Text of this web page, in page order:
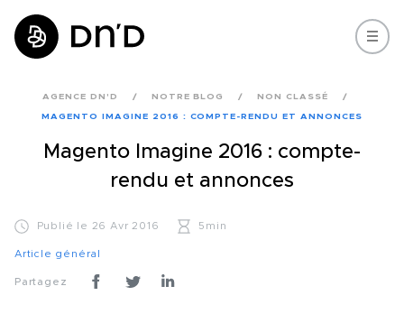
AGENCE DN'D NOTRE BLOG NON CLASSÉ
MAGENTO IMAGINE 2016 : COMPTE-RENDU ET ANNONCES
Magento Imagine 2016 : compte-
rendu et annonces
Publié le 26 Avr 2016 5min
Article général
Partagez